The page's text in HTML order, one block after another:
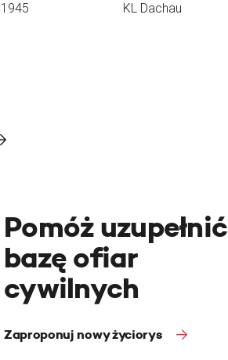
KL Dachau
Pomóż uzupełnić
bazę ofiar
cywilnych
Zaproponuj nowy życiorys